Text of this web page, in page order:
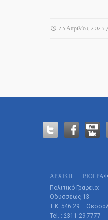
23 Απριλίου, 2023
ΑΡΧΙΚΗ
Πολιτικό Γραφείο:
Οδυσσέως 13
Τ.Κ. 546 29 –
Tel. : 2311 29 7777